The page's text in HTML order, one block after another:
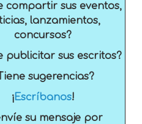
compartir sus eventos,
lanzamientos,
concursos?
publicitar sus escritos?
sugerencias?
¡Escríbanos!
su mensaje por